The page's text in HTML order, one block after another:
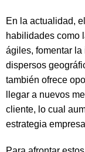
En la actualidad,
habilidades como
ágiles, fomentar
dispersos
también ofrece
llegar a nuevos
cliente, lo cual
estrategia